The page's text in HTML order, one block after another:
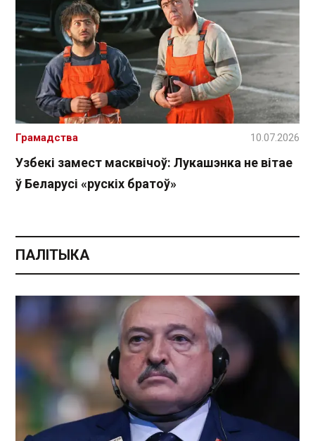
Узбекі замест масквічоў: Лукашэнка не вітае
ў Беларусі «рускіх братоў»
Грамадства 10.07.2026
ПАЛІТЫКА